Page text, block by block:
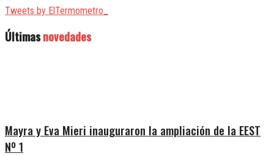
Tweets by ElTermometro_
Últimasnovedades
Mayra y Eva Mieri inauguraron la ampliación de la EEST
Nº 1